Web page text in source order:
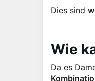
Dies sind
Wie
Da es